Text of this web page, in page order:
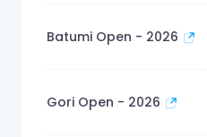
Batumi Open - 2026
Gori Open - 2026